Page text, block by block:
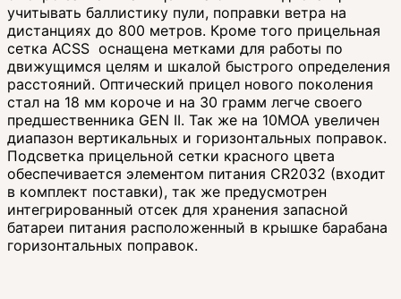
учитывать баллистику пули, поправки ветра на
дистанциях до 800 метров. Кроме того прицельная
сетка ACSS оснащена метками для работы по
движущимся целям и шкалой быстрого определения
расстояний. Оптический прицел нового поколения
стал на 18 мм короче и на 30 грамм легче своего
предшественника GEN II. Так же на 10МОА увеличен
диапазон вертикальных и горизонтальных поправок.
Подсветка прицельной сетки красного цвета
обеспечивается элементом питания CR2032 (входит
в комплект поставки), так же предусмотрен
интегрированный отсек для хранения запасной
батареи питания расположенный в крышке барабана
горизонтальных поправок.